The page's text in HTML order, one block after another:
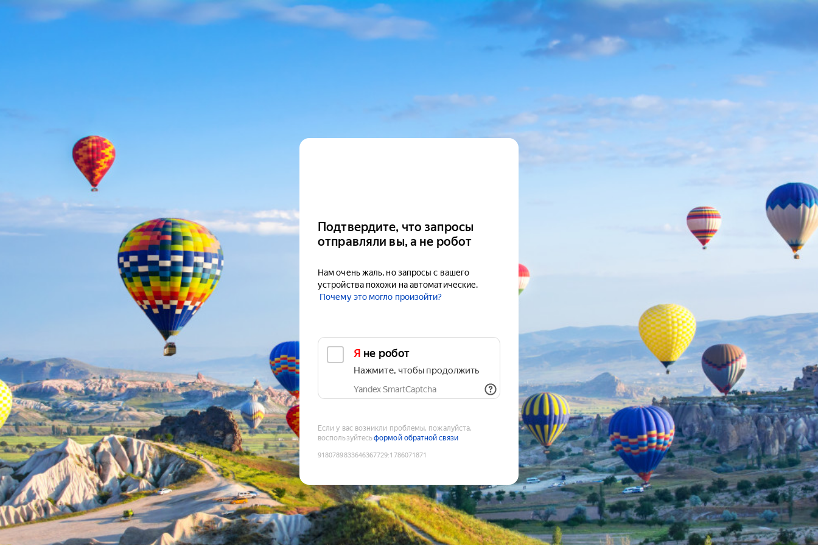
Подтвердите, что запросы
отправляли вы, а не робот
Нам очень жаль, но запросы с вашего
устройства похожи на автоматические.
Почему это могло произойти?
Я не робот
Нажмите, чтобы продолжить
Yandex SmartCaptcha
Если у вас возникли проблемы, пожалуйста,
воспользуйтесьформой обратной связи
9180789833646367729:1786071871